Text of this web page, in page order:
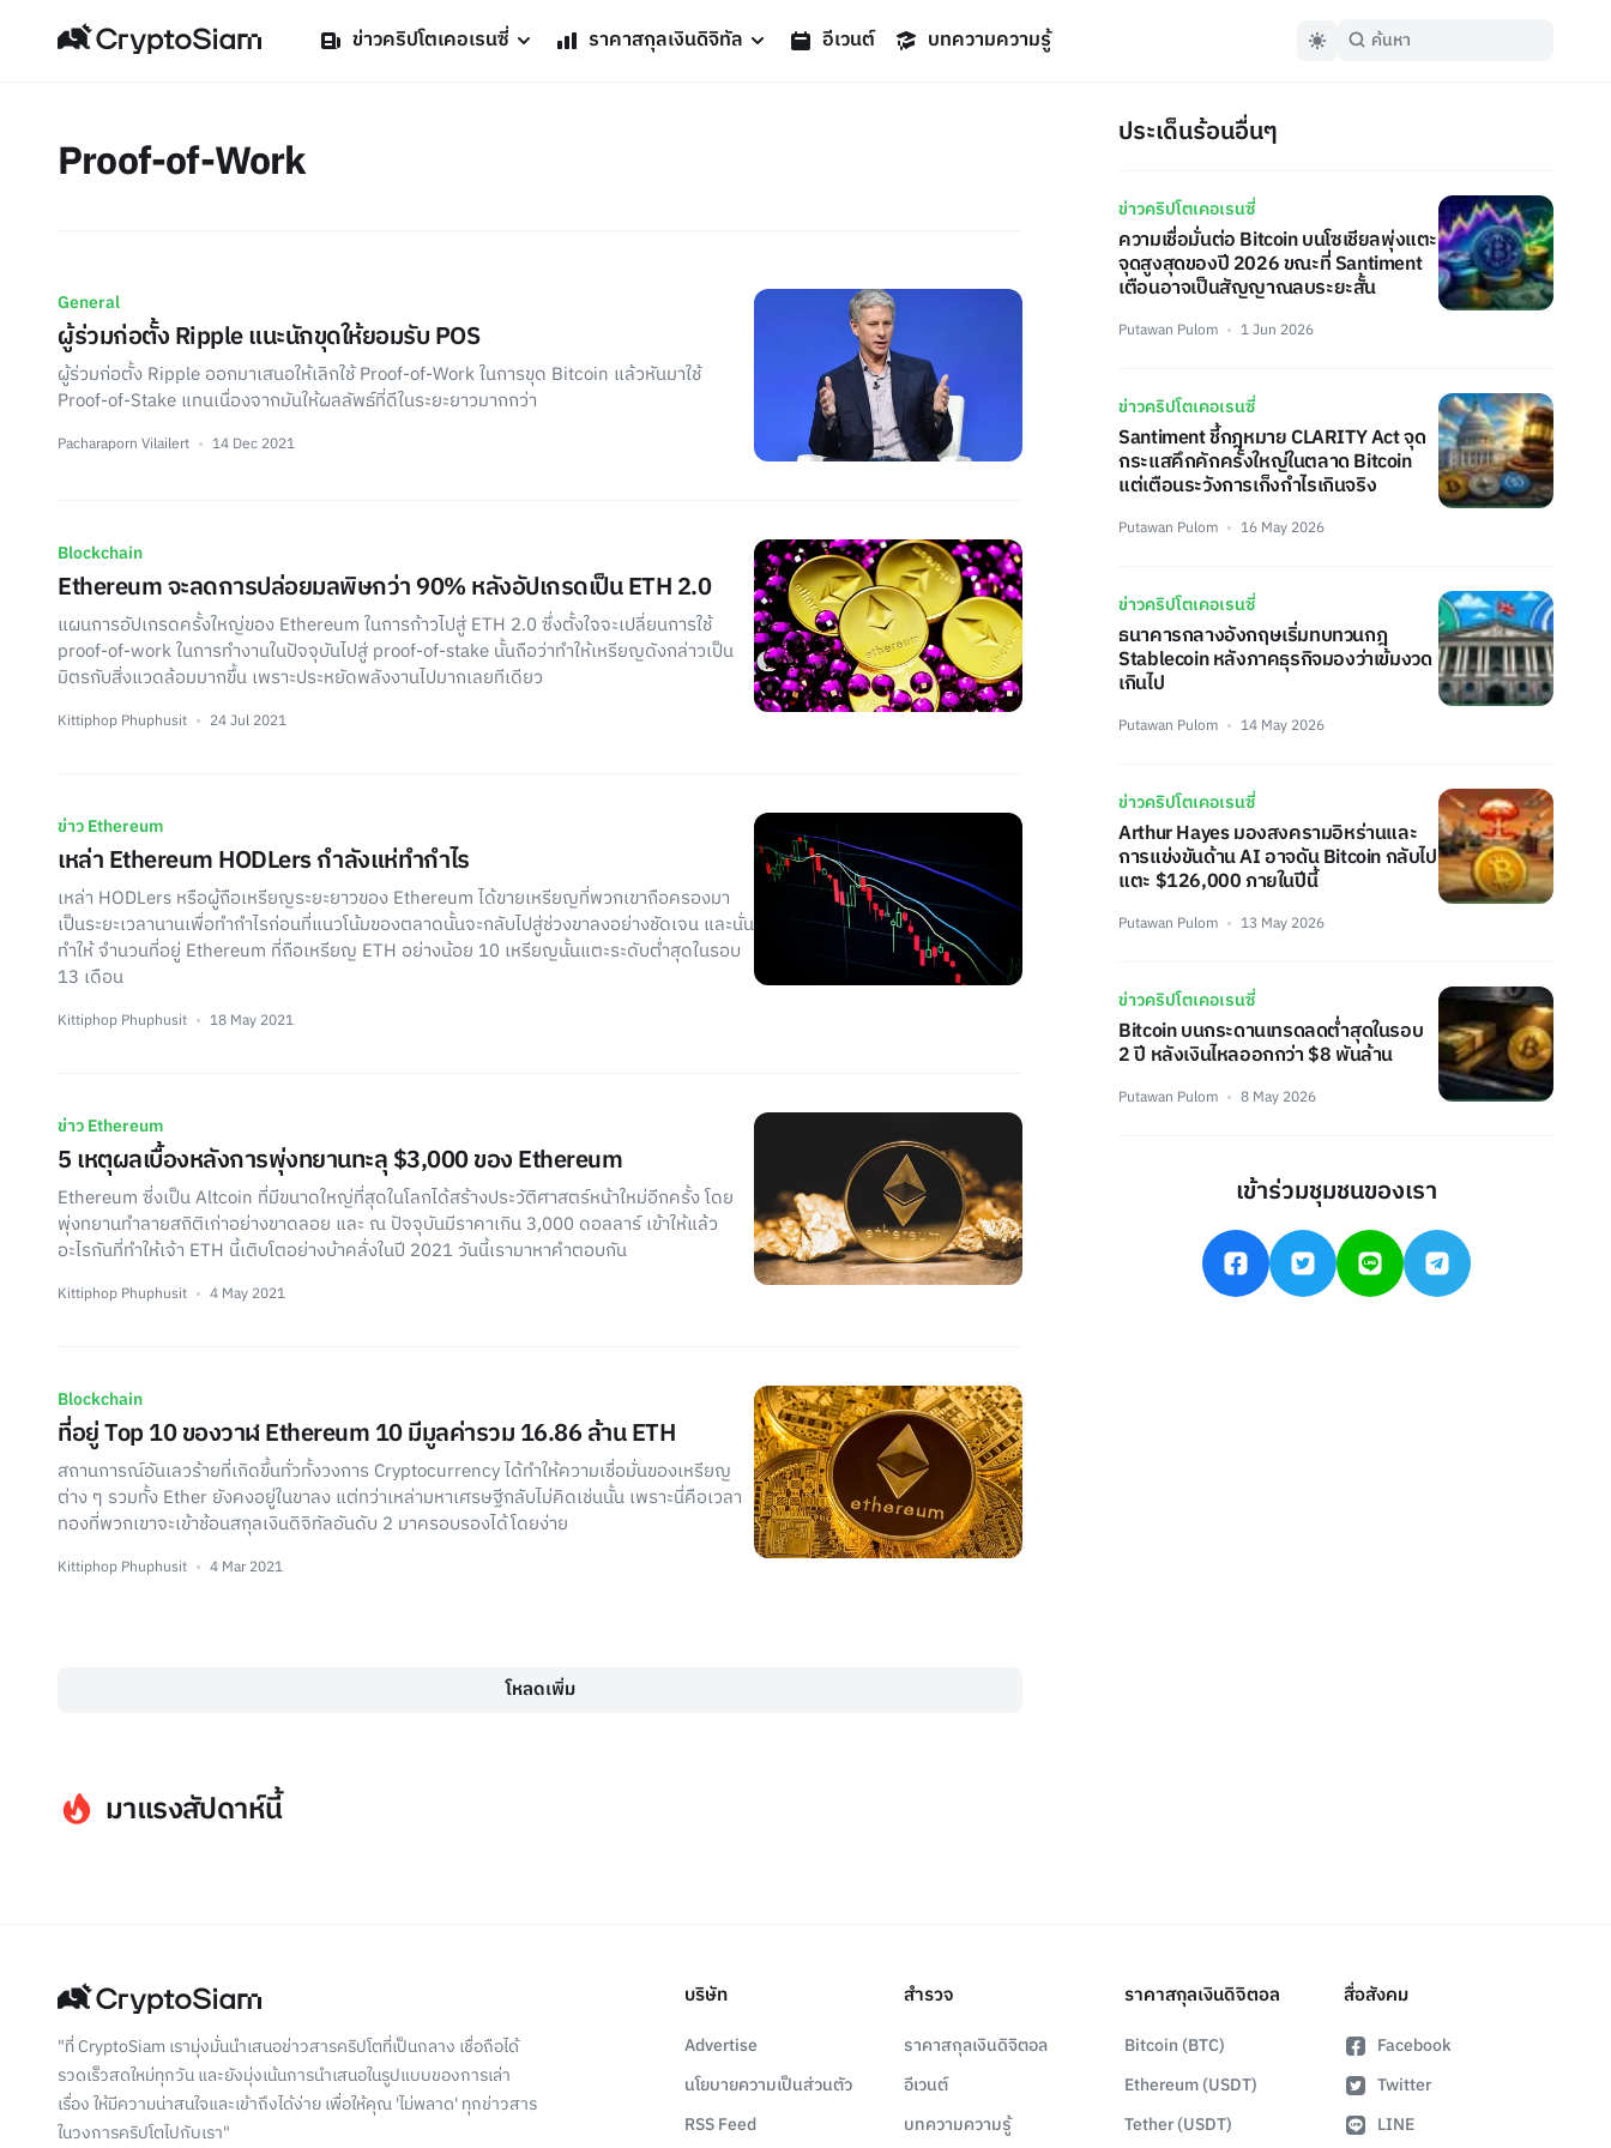
ข่าวคริปโตเคอเรนซี่ ราคาสกุลเงินดิจิทัล อีเวนต์ บทความความรู้
Proof-of-Work
General
ผู้ร่วมก่อตั้ง Ripple แนะนักขุดให้ยอมรับ POS
ผู้ร่วมก่อตั้ง Ripple ออกมาเสนอให้เลิกใช้ Proof-of-Work ในการขุด Bitcoin แล้วหันมาใช้
Proof-of-Stake แทนเนื่องจากมันให้ผลลัพธ์ที่ดีในระยะยาวมากกว่า
Pacharaporn Vilailert 14 Dec 2021
Blockchain
Ethereum จะลดการปล่อยมลพิษกว่า 90% หลังอัปเกรดเป็น ETH 2.0
แผนการอัปเกรดครั้งใหญ่ของ Ethereum ในการก้าวไปสู่ ETH 2.0 ซึ่งตั้งใจจะเปลี่ยนการใช้
proof-of-work ในการทำงานในปัจจุบันไปสู่ proof-of-stake นั้นถือว่าทำให้เหรียญดังกล่าวเป็น
มิตรกับสิ่งแวดล้อมมากขึ้น เพราะประหยัดพลังงานไปมากเลยทีเดียว
Kittiphop Phuphusit 24 Jul 2021
ข่าว Ethereum
เหล่า Ethereum HODLers กำลังแห่ทำกำไร
เหล่า HODLers หรือผู้ถือเหรียญระยะยาวของ Ethereum ได้ขายเหรียญที่พวกเขาถือครองมา
เป็นระยะเวลานานเพื่อทำกำไรก่อนที่แนวโน้มของตลาดนั้นจะกลับไปสู่ช่วงขาลงอย่างชัดเจน และนั่น
ทำให้ จำนวนที่อยู่ Ethereum ที่ถือเหรียญ ETH อย่างน้อย 10 เหรียญนั้นแตะระดับต่ำสุดในรอบ
13 เดือน
Kittiphop Phuphusit 18 May 2021
ข่าว Ethereum
5 เหตุผลเบื้องหลังการพุ่งทยานทะลุ $3,000 ของ Ethereum
Ethereum ซี่งเป็น Altcoin ที่มีขนาดใหญ่ที่สุดในโลกได้สร้างประวัติศาสตร์หน้าใหม่อีกครั้ง โดย
พุ่งทยานทำลายสถิติเก่าอย่างขาดลอย และ ณ ปัจจุบันมีราคาเกิน 3,000 ดอลลาร์ เข้าให้แล้ว
อะไรกันที่ทำให้เจ้า ETH นี้เติบโตอย่างบ้าคลั่งในปี 2021 วันนี้เรามาหาคำตอบกัน
Kittiphop Phuphusit 4 May 2021
Blockchain
ที่อยู่ Top 10 ของวาฬ Ethereum 10 มีมูลค่ารวม 16.86 ล้าน ETH
สถานการณ์อันเลวร้ายที่เกิดขึ้นทั่วทั้งวงการ Cryptocurrency ได้ทำให้ความเชื่อมั่นของเหรียญ
ต่าง ๆ รวมทั้ง Ether ยังคงอยู่ในขาลง แต่ทว่าเหล่ามหาเศรษฐีกลับไม่คิดเช่นนั้น เพราะนี่คือเวลา
ทองที่พวกเขาจะเข้าช้อนสกุลเงินดิจิทัลอันดับ 2 มาครอบรองได้โดยง่าย
Kittiphop Phuphusit 4 Mar 2021
โหลดเพิ่ม
ประเด็นร้อนอื่นๆ
ข่าวคริปโตเคอเรนซี่
ความเชื่อมั่นต่อ Bitcoin บนโซเชียลพุ่งแตะ
จุดสูงสุดของปี 2026 ขณะที่ Santiment
เตือนอาจเป็นสัญญาณลบระยะสั้น
Putawan Pulom 1 Jun 2026
ข่าวคริปโตเคอเรนซี่
Santiment ชี้กฎหมาย CLARITY Act จุด
กระแสคึกคักครั้งใหญ่ในตลาด Bitcoin
แต่เตือนระวังการเก็งกำไรเกินจริง
Putawan Pulom 16 May 2026
ข่าวคริปโตเคอเรนซี่
ธนาคารกลางอังกฤษเริ่มทบทวนกฎ
Stablecoin หลังภาคธุรกิจมองว่าเข้มงวด
เกินไป
Putawan Pulom 14 May 2026
ข่าวคริปโตเคอเรนซี่
Arthur Hayes มองสงครามอิหร่านและ
การแข่งขันด้าน AI อาจดัน Bitcoin กลับไป
แตะ $126,000 ภายในปีนี้
Putawan Pulom 13 May 2026
ข่าวคริปโตเคอเรนซี่
Bitcoin บนกระดานเทรดลดต่ำสุดในรอบ
2 ปี หลังเงินไหลออกกว่า $8 พันล้าน
Putawan Pulom 8 May 2026
เข้าร่วมชุมชนของเรา
มาแรงสัปดาห์นี้
"ที่ CryptoSiam เรามุ่งมั่นนำเสนอข่าวสารคริปโตที่เป็นกลาง เชื่อถือได้
รวดเร็วสดใหม่ทุกวัน และยังมุ่งเน้นการนำเสนอในรูปแบบของการเล่า
เรื่อง ให้มีความน่าสนใจและเข้าถึงได้ง่าย เพื่อให้คุณ 'ไม่พลาด' ทุกข่าวสาร
ในวงการคริปโตไปกับเรา"
บริษัท
Advertise
นโยบายความเป็นส่วนตัว
RSS Feed
สำรวจ
ราคาสกุลเงินดิจิตอล
อีเวนต์
บทความความรู้
ราคาสกุลเงินดิจิตอล
Bitcoin (BTC)
Ethereum (USDT)
Tether (USDT)
สื่อสังคม
Facebook
Twitter
LINE